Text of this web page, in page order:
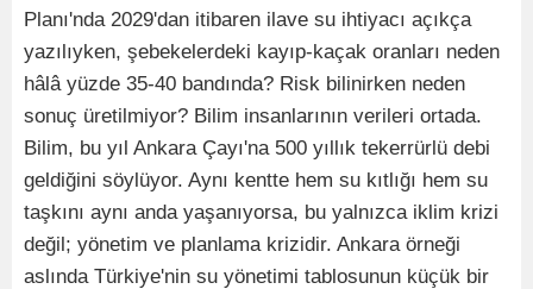
Planı'nda 2029'dan itibaren ilave su ihtiyacı açıkça
yazılıyken, şebekelerdeki kayıp-kaçak oranları neden
hâlâ yüzde 35-40 bandında? Risk bilinirken neden
sonuç üretilmiyor? Bilim insanlarının verileri ortada.
Bilim, bu yıl Ankara Çayı'na 500 yıllık tekerrürlü debi
geldiğini söylüyor. Aynı kentte hem su kıtlığı hem su
taşkını aynı anda yaşanıyorsa, bu yalnızca iklim krizi
değil; yönetim ve planlama krizidir. Ankara örneği
aslında Türkiye'nin su yönetimi tablosunun küçük bir